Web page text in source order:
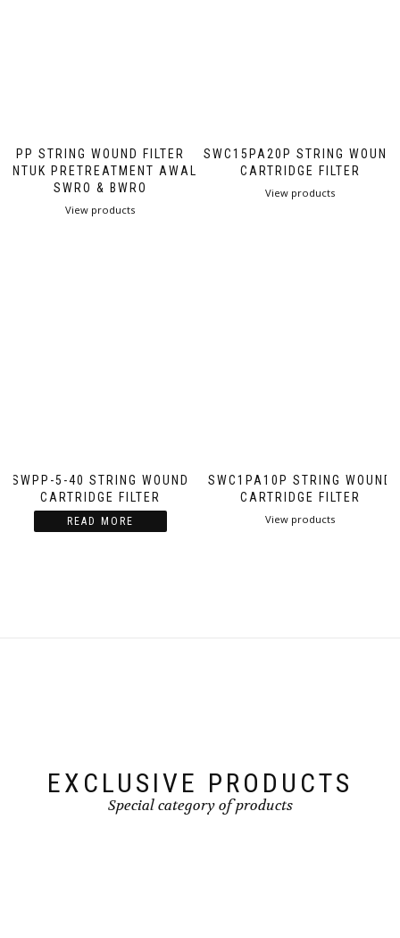
PP STRING WOUND FILTER
UNTUK PRETREATMENT AWAL
SWRO & BWRO
View products
SWC15PA20P STRING WOUND
CARTRIDGE FILTER
View products
SWPP-5-40 STRING WOUND
CARTRIDGE FILTER
READ MORE
SWC1PA10P STRING WOUND
CARTRIDGE FILTER
View products
EXCLUSIVE PRODUCTS
Special category of products